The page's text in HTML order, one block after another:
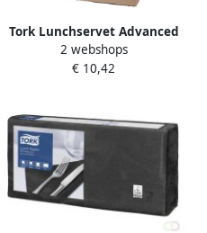
Tork Lunchservet Advanced
1 4 vouw 2-laags
328x325mm 200 vel
2 webshops
€ 10,42